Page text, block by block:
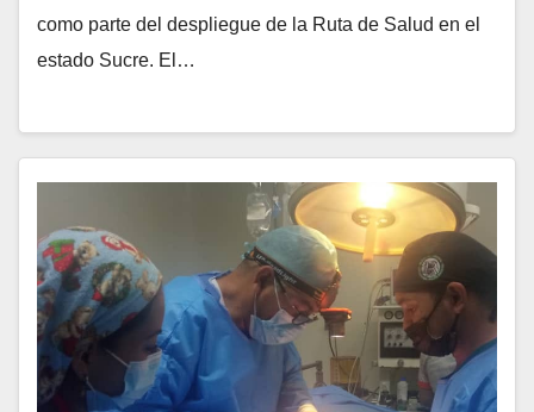
como parte del despliegue de la Ruta de Salud en el
estado Sucre. El…